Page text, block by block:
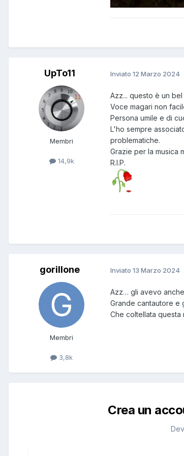
UpTo11
Membri
14,9k
Inviato 12 Marzo 2024
Azz... questo è un
Voce magari non
Persona umile e di
L'ho sempre
problematiche.
Grazie per la musica
R.I.P.
gorillone
Membri
3,8k
Inviato 13 Marzo 2024
Azz… gli avevo
Grande cantautore e
Che coltellata questa
Crea un